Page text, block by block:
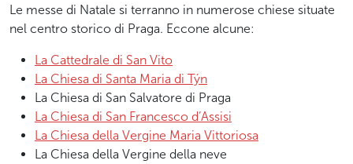
Le messe di Natale si terranno in numerose chiese situate
nel centro storico di Praga. Eccone alcune:
La Cattedrale di San Vito
La Chiesa di Santa Maria di Týn
La Chiesa di San Salvatore di Praga
La Chiesa di San Francesco d’Assisi
La Chiesa della Vergine Maria Vittoriosa
La Chiesa della Vergine della neve